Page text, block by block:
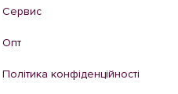
Сервис
Опт
Політика конфіденційності